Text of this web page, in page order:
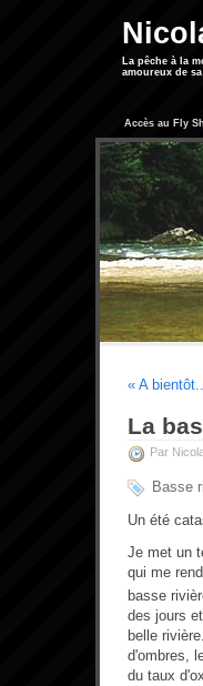
La pêche à la
amoureux de
Accès au Fly
« A bientôt...
La
Par
Basse
Un été
Je met un
qui me
basse
des jours
belle
d'ombres,
du taux